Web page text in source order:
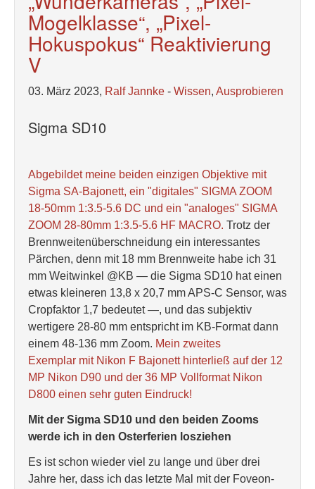
Mogelklasse“, „Pixel-
Hokuspokus“ Reaktivierung
V
03. März 2023, Ralf Jannke - Wissen, Ausprobieren
Sigma SD10
Abgebildet meine beiden einzigen Objektive mit
Sigma SA-Bajonett, ein "digitales" SIGMA ZOOM
18-50mm 1:3.5-5.6 DC und ein "analoges" SIGMA
ZOOM 28-80mm 1:3.5-5.6 HF MACRO. Trotz der
Brennweitenüberschneidung ein interessantes
Pärchen, denn mit 18 mm Brennweite habe ich 31
mm Weitwinkel @KB — die Sigma SD10 hat einen
etwas kleineren 13,8 x 20,7 mm APS-C Sensor, was
Cropfaktor 1,7 bedeutet —, und das subjektiv
wertigere 28-80 mm entspricht im KB-Format dann
einem 48-136 mm Zoom. Mein zweites
Exemplar mit Nikon F Bajonett hinterließ auf der 12
MP Nikon D90 und der 36 MP Vollformat Nikon
D800 einen sehr guten Eindruck!
Mit der Sigma SD10 und den beiden Zooms
werde ich in den Osterferien losziehen
Es ist schon wieder viel zu lange und über drei
Jahre her, dass ich das letzte Mal mit der Foveon-